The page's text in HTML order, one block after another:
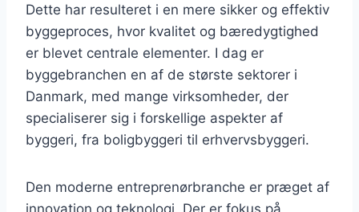
Dette har resulteret i en mere sikker og effektiv
byggeproces, hvor kvalitet og bæredygtighed
er blevet centrale elementer. I dag er
byggebranchen en af de største sektorer i
Danmark, med mange virksomheder, der
specialiserer sig i forskellige aspekter af
byggeri, fra boligbyggeri til erhvervsbyggeri.
Den moderne entreprenørbranche er præget af
innovation og teknologi. Der er fokus på